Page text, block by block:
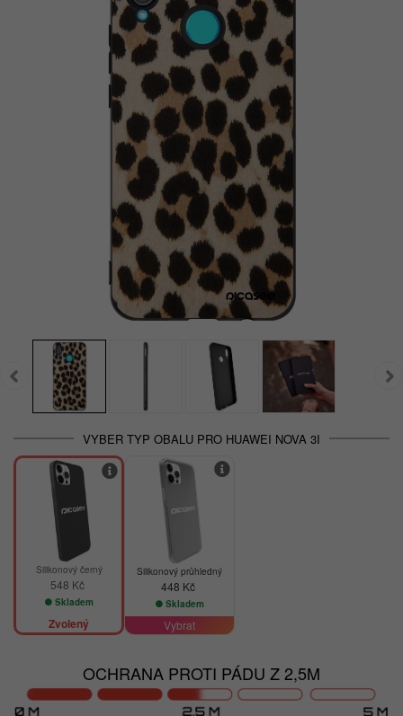
VYBER TYP OBALU PRO HUAWEI NOVA 3I
Silikonový černý
548 Kč
Skladem
Zvolený
Silikonový průhledný
448 Kč
Skladem
Vybrat
OCHRANA PROTI PÁDU Z 2,5M